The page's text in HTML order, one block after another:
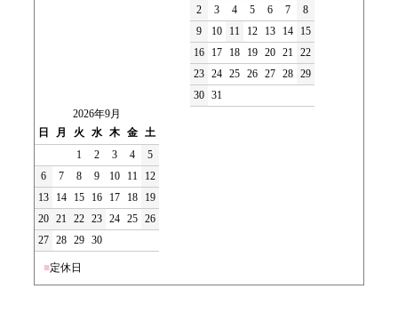
2
3 4 5 6 7
8
9
10 11 12 13 14
15
16
17 18 19 20 21 22
23 24 25 26 27 28 29
30 31
2026年9月
日
月 火 水 木 金 土
1
2 3 4
5
6
7 8 9 10 11
12
13
14 15 16 17 18
19
20 21 22 23 24 25 26
27 28 29 30
■定休日